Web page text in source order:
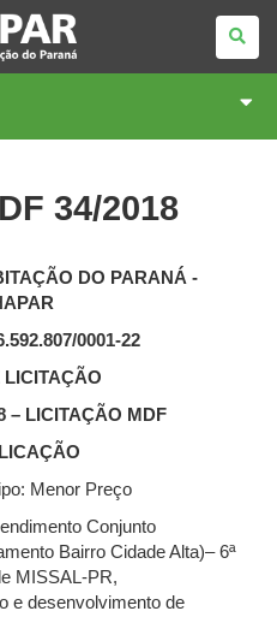
34/2018
DO PARANÁ -
0001-22
LICITAÇÃO
– LICITAÇÃO MDF
Menor Preço
Conjunto
Bairro Cidade Alta)– 6ª
MISSAL-PR,
e desenvolvimento de